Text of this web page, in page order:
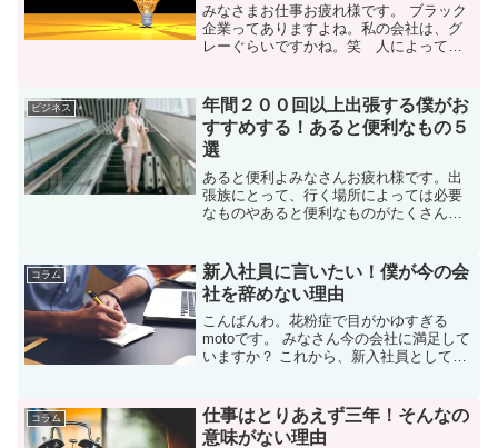
みなさまお仕事お疲れ様です。 ブラック
企業ってありますよね。私の会社は、グ
レーぐらいですかね。笑 人によって価
ラック企業の特徴を書いていきたいと思
います。 年収○○円も...
ビジネス
年間２００回以上出張する僕がお
すすめする！あると便利なもの５
選
あると便利よみなさんお疲れ様です。出
張族にとって、行く場所によっては必要
なものやあると便利なものがたくさんあ
に限らず旅行などでも活躍するものを実
際に使っている出張族の僕...
コラム
新入社員に言いたい！僕が今の会
社を辞めない理由
こんばんわ。花粉症で目がかゆすぎる
motoです。 みなさん今の会社に満足して
いますか？ これから、新入社員として入
があり、転職を考えている方もいらっし
ゃいますよね。...
コラム
仕事はとりあえず三年！そんなの
意味がない理由